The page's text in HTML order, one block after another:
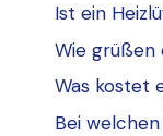
Ist ein
Wie grüßen
Was kostet
Bei